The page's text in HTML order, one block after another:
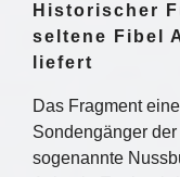
Historischer
seltene Fibel
liefert
Das Fragment
Sondengänger
sogenannte